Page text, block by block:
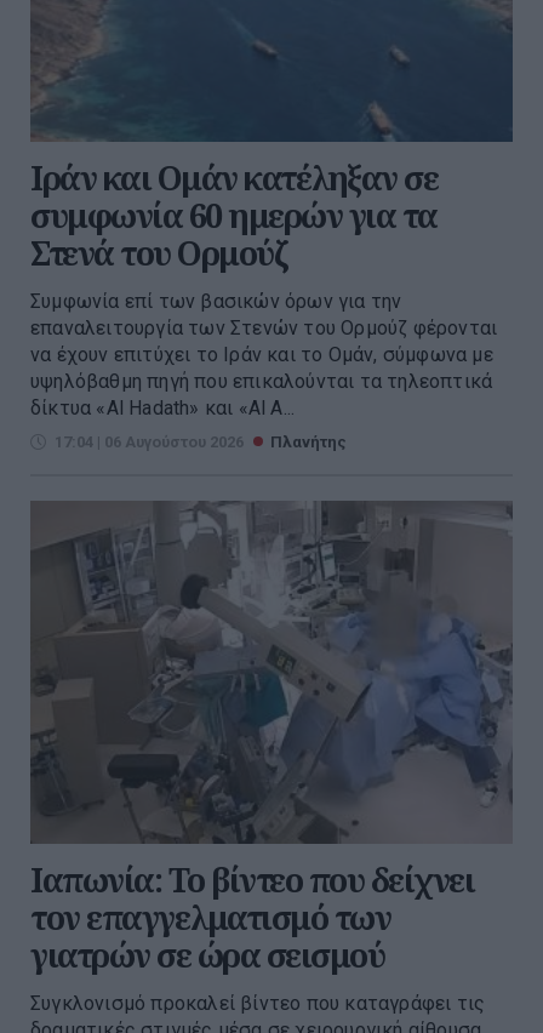
Ιράν και Ομάν κατέληξαν σε
συμφωνία 60 ημερών για τα
Στενά του Ορμούζ
Συμφωνία επί των βασικών όρων για την
επαναλειτουργία των Στενών του Ορμούζ φέρονται
να έχουν επιτύχει το Ιράν και το Ομάν, σύμφωνα με
υψηλόβαθμη πηγή που επικαλούνται τα τηλεοπτικά
δίκτυα «Al Hadath» και «Al A...
17:04 | 06 Αυγούστου 2026 Πλανήτης
Ιαπωνία: Το βίντεο που δείχνει
τον επαγγελματισμό των
γιατρών σε ώρα σεισμού
Συγκλονισμό προκαλεί βίντεο που καταγράφει τις